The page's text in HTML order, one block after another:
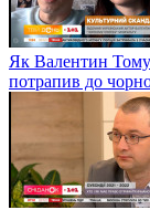
Як Валентин
потрапив до